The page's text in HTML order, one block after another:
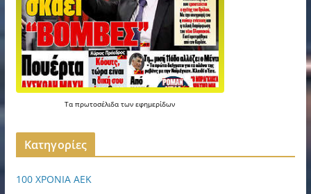
Ταπρωτοσέλιδατωνεφημερίδων
Kατηγορίες
100 ΧΡΟΝΙΑ ΑΕΚ